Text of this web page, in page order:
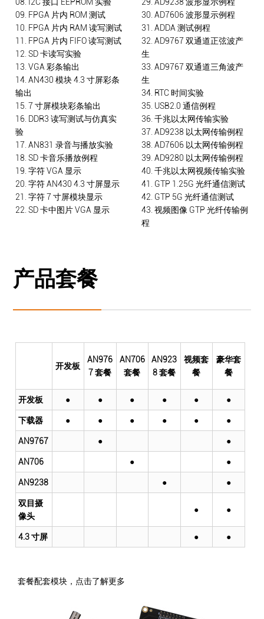
09. FPGA 片内 ROM 测试
10. FPGA 片内 RAM 读写测试
11. FPGA 片内 FIFO 读写测试
12. SD 卡读写实验
13. VGA 彩条输出
14. AN430 模块 4.3 寸屏彩条
输出
15. 7 寸屏模块彩条输出
16. DDR3 读写测试与仿真实
验
17. AN831 录音与播放实验
18. SD 卡音乐播放例程
19. 字符 VGA 显示
20. 字符 AN430 4.3 寸屏显示
21. 字符 7 寸屏模块显示
22. SD 卡中图片 VGA 显示
30. AD7606 波形显示例程
31. ADDA 测试例程
32. AD9767 双通道正弦波产
生
33. AD9767 双通道三角波产
生
34. RTC 时间实验
35. USB2.0 通信例程
36. 千兆以太网传输实验
37. AD9238 以太网传输例程
38. AD7606 以太网传输例程
39. AD9280 以太网传输例程
40. 千兆以太网视频传输实验
41. GTP 1.25G 光纤通信测试
42. GTP 5G 光纤通信测试
43. 视频图像 GTP 光纤传输例
程
产品套餐
开发板
AN976
7 套餐
AN706
套餐
AN923
8 套餐
视频套
餐
豪华套
餐
开发板 ● ● ● ● ● ●
下载器 ● ● ● ● ● ●
AN9767 ● ●
AN706 ● ●
AN9238 ● ●
双目摄
像头
● ●
4.3 寸屏 ● ●
套餐配套模块，点击了解更多